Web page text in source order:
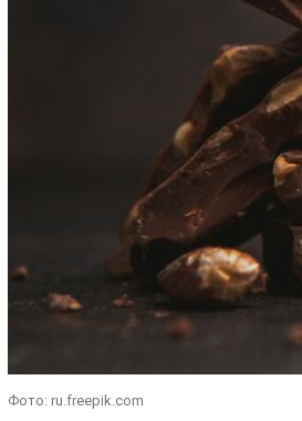
Фото: ru.freepik.com